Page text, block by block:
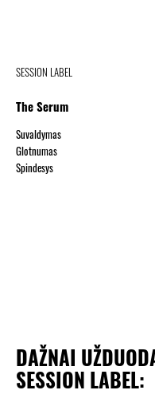
SESSION LABEL
The Serum
Suvaldymas
Glotnumas
Spindesys
DAŽNAI
SESSION LABEL: